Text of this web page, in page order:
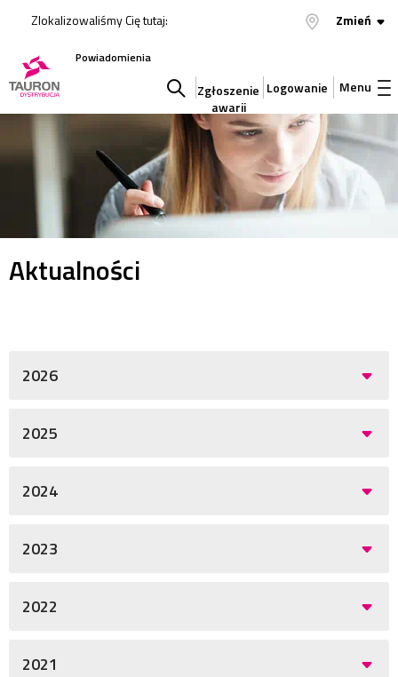
Zlokalizowaliśmy Cię tutaj: Zmień
Powiadomienia
Szukaj
w
serwisie
Zgłoszenie
awarii
Logowanie Menu
Aktualności
2026
2025
2024
2023
2022
2021